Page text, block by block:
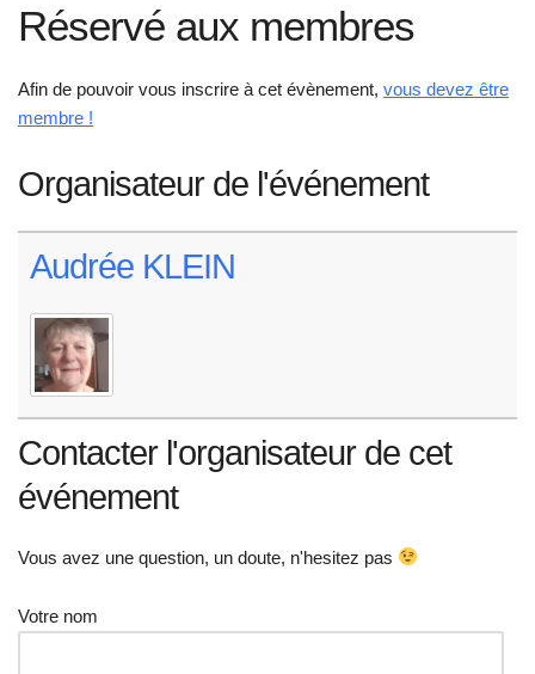
Réservé aux membres
Afin de pouvoir vous inscrire à cet évènement, vous devez être
membre !
Organisateur de l'événement
Audrée KLEIN
Contacter l'organisateur de cet
événement
Vous avez une question, un doute, n'hesitez pas
Votre nom